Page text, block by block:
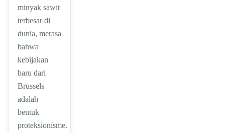
minyak sawit
terbesar di
dunia, merasa
bahwa
kebijakan
baru dari
Brussels
adalah
bentuk
proteksionisme.